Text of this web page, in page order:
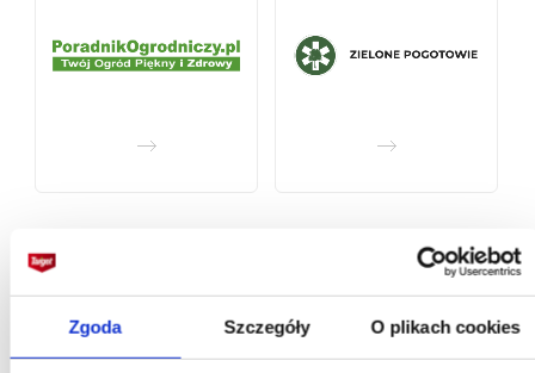
Zgoda Szczegóły O plikach cookies